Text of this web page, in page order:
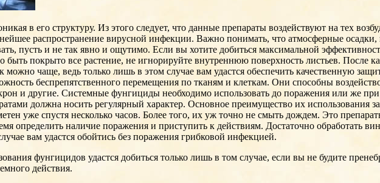
в его структуру. Из этого следует, что данные препараты воздействуют на тех
распространение вирусной инфекции. Важно понимать, что атмосферные
пусть и не так явно и ощутимо. Если вы хотите добиться максимальной
быть покрыто все растение, не игнорируйте внутреннюю поверхность листьев. После
можно чаще, ведь только лишь в этом случае вам удастся обеспечить качественную
беспрепятственного перемещения по тканям и клеткам. Они способны
и другие. Системные фунгициды необходимо использовать до поражения или же
должна носить регулярный характер. Основное преимущество их использования
уже спустя несколько часов. Более того, их уж точно не смыть дождем. Это
определить наличие поражения и приступить к действиям. Достаточно обработать
вам удастся обойтись без поражения грибковой инфекцией.
фунгицидов удастся добиться только лишь в том случае, если вы не будите
действия.